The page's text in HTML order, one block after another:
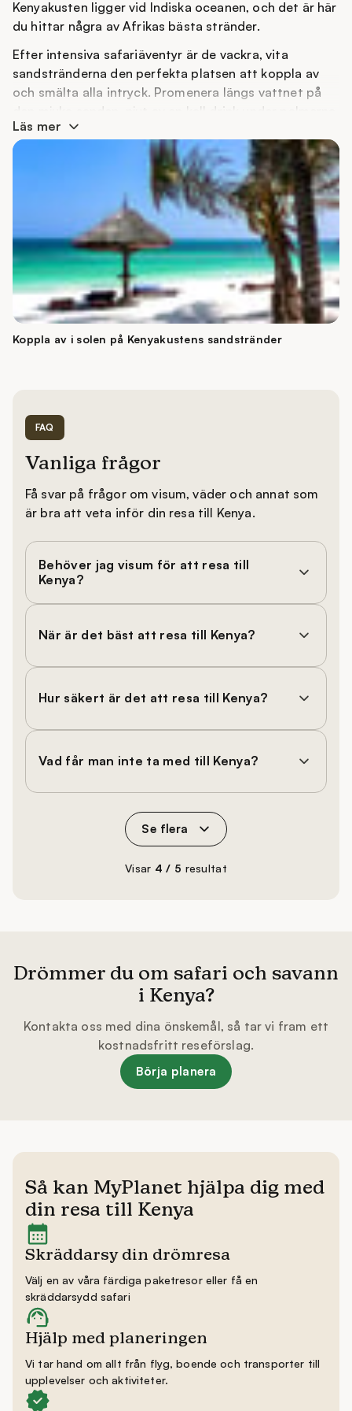
Kenyakusten ligger vid Indiska oceanen, och det är här
du hittar några av Afrikas bästa stränder.
Efter intensiva safariäventyr är de vackra, vita
sandstränderna den perfekta platsen att koppla av
och smälta alla intryck. Promenera längs vattnet på
den mjuka sanden, njut av en kall drink under palmerna
och lyssna till vågornas brus.
Hos MyPlanet samarbetar vi med vackra resorter vid
Indiska oceanen, bland annat vid Kenyas berömda och
prisbelönta strand Diani Beach samt på den privata ön
Chale Island, som omges av mangroveskog och vackra
korallrev.
Du kan också välja att kombinera din resa till Kenya
med en badsemester på exotiska Zanzibar, där ett
äkta öparadis väntar med vykortsvackra tropiska
stränder.
Läs mer
Koppla av i solen på Kenyakustens sandstränder
FAQ
Vanliga frågor
Få svar på frågor om visum, väder och annat som
är bra att veta inför din resa till Kenya.
Behöver jag visum för att resa till
Kenya?
När är det bäst att resa till Kenya?
Hur säkert är det att resa till Kenya?
Vad får man inte ta med till Kenya?
Se flera
Visar 4 / 5 resultat
Drömmer du om safari och savann
i Kenya?
Kontakta oss med dina önskemål, så tar vi fram ett
kostnadsfritt reseförslag.
Börja planera
Så kan MyPlanet hjälpa dig med
din resa till Kenya
Skräddarsy din drömresa
Välj en av våra färdiga paketresor eller få en
skräddarsydd safari
Hjälp med planeringen
Vi tar hand om allt från flyg, boende och transporter till
upplevelser och aktiviteter.